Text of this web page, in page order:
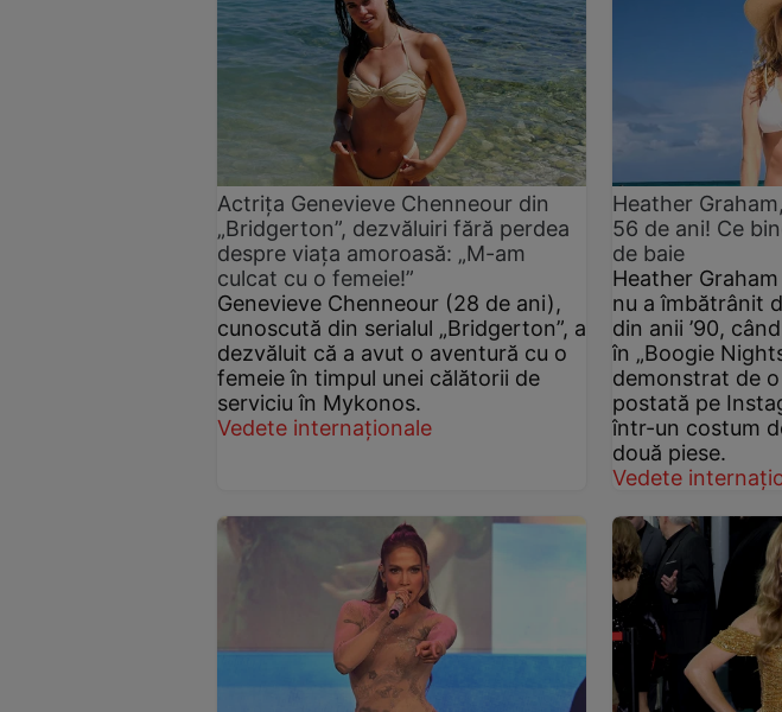
Actrița Genevieve Chenneour din
„Bridgerton”, dezvăluiri fără perdea
despre viața amoroasă: „M-am
culcat cu o femeie!”
Genevieve Chenneour (28 de ani),
cunoscută din serialul „Bridgerton”, a
dezvăluit că a avut o aventură cu o
femeie în timpul unei călătorii de
serviciu în Mykonos.
Vedete internaționale
Heather
56 de ani! Ce
de baie
Heather
nu a îmbătrânit
din anii ’90,
în „Boogie
demonstrat de
postată pe
într-un costum
două piese.
Vedete